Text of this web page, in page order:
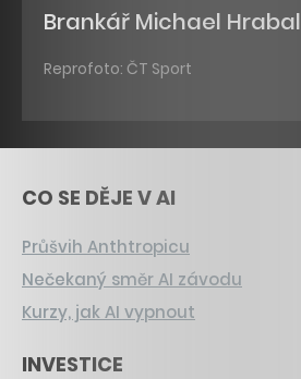
Brankář Michael Hrabal
Reprofoto: ČT Sport
CO SE DĚJE V AI
Průšvih Anthtropicu
Nečekaný směr AI závodu
Kurzy, jak AI vypnout
INVESTICE